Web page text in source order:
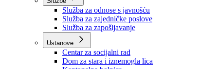
Organizacije
Službe
Služba za odnose s javnošću
Služba za zajedničke poslove
Služba za zapošljavanje